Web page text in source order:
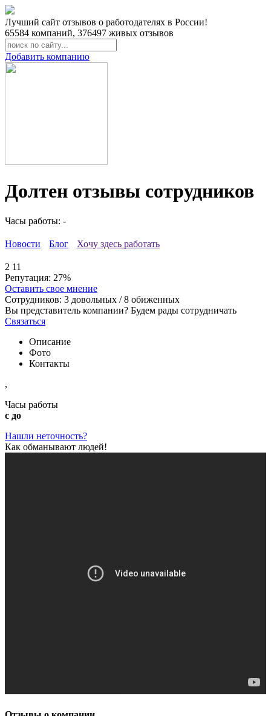
Лучший сайт отзывов о работодателях в России!
65584 компаний, 376497 живых отзывов
Добавить компанию
Долтен отзывы сотрудников
Часы работы: -
Новости Блог Хочу здесь работать
2 11
Репутация: 27%
Оставить свое мнение
Сотрудников: 3 довольных /8 обиженных
Вы представитель компании? Будем рады сотрудничать
Связаться
Описание
Фото
Контакты
,
Часы работы
с до
Нашли неточность?
Как обманывают людей!